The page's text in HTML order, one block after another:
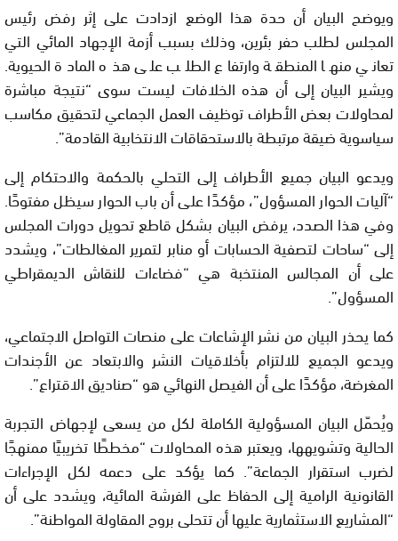
ويوضح البيان أن حدة هذا الوضع ازدادت على إثر رفض رئيس
المجلس لطلب حفر بئرين، وذلك بسبب أزمة الإجهاد المائي التي
تعاني منها المنطقة وارتفاع الطلب على هذه المادة الحيوية.
ويشير البيان إلى أن هذه الخلافات ليست سوى “نتيجة مباشرة
لمحاولات بعض الأطراف توظيف العمل الجماعي لتحقيق مكاسب
سياسوية ضيقة مرتبطة بالاستحقاقات الانتخابية القادمة”.
ويدعو البيان جميع الأطراف إلى التحلي بالحكمة والاحتكام إلى
“آليات الحوار المسؤول”، مؤكدًا على أن باب الحوار سيظل مفتوحًا.
وفي هذا الصدد، يرفض البيان بشكل قاطع تحويل دورات المجلس
إلى “ساحات لتصفية الحسابات أو منابر لتمرير المغالطات”، ويشدد
على أن المجالس المنتخبة هي “فضاءات للنقاش الديمقراطي
المسؤول”.
كما يحذر البيان من نشر الإشاعات على منصات التواصل الاجتماعي،
ويدعو الجميع للالتزام بأخلاقيات النشر والابتعاد عن الأجندات
المغرضة، مؤكدًا على أن الفيصل النهائي هو “صناديق الاقتراع”.
ويُحمّل البيان المسؤولية الكاملة لكل من يسعى لإجهاض التجربة
الحالية وتشويهها، ويعتبر هذه المحاولات “مخططًا تخريبيًا ممنهجًا
لضرب استقرار الجماعة”. كما يؤكد على دعمه لكل الإجراءات
القانونية الرامية إلى الحفاظ على الفرشة المائية، ويشدد على أن
“المشاريع الاستثمارية عليها أن تتحلى بروح المقاولة المواطنة”.